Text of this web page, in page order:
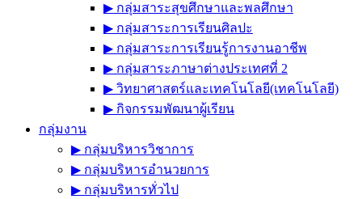
▶︎ กลุ่มสาระสุขศึกษาและพลศึกษา
▶︎ กลุ่มสาระการเรียนศิลปะ
▶︎ กลุ่มสาระการเรียนรู้การงานอาชีพ
▶︎ กลุ่มสาระภาษาต่างประเทศที่ 2
▶︎ วิทยาศาสตร์และเทคโนโลยี(เทคโนโลยี)
▶︎ กิจกรรมพัฒนาผู้เรียน
กลุ่มงาน
▶︎ กลุ่มบริหารวิชาการ
▶︎ กลุ่มบริหารอำนวยการ
▶︎ กลุ่มบริหารทั่วไป